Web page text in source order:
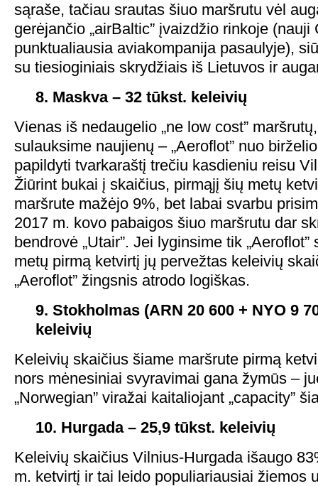
sąraše, tačiau srautas šiuo maršrutu vėl
gerėjančio „airBaltic” įvaizdžio rinkoje
punktualiausia aviakompanija pasaulyje),
su tiesioginiais skrydžiais iš Lietuvos ir
8. Maskva – 32 tūkst. keleivių
Vienas iš nedaugelio „ne low cost”
sulauksime naujienų – „Aeroflot” nuo
papildyti tvarkaraštį trečiu kasdieniu reisu
Žiūrint bukai į skaičius, pirmąjį šių metų
maršrute mažėjo 9%, bet labai svarbu
2017 m. kovo pabaigos šiuo maršrutu dar
bendrovė „Utair”. Jei lyginsime tik
metų pirmą ketvirtį jų pervežtas keleivių
„Aeroflot” žingsnis atrodo logiškas.
9. Stokholmas (ARN 20 600 + NYO 9
keleivių
Keleivių skaičius šiame maršrute pirmą
nors mėnesiniai svyravimai gana žymūs –
„Norwegian” viražai kaitaliojant „capacity”
10. Hurgada – 25,9 tūkst. keleivių
Keleivių skaičius Vilnius-Hurgada išaugo
m. ketvirtį ir tai leido populiariausiai žiemos